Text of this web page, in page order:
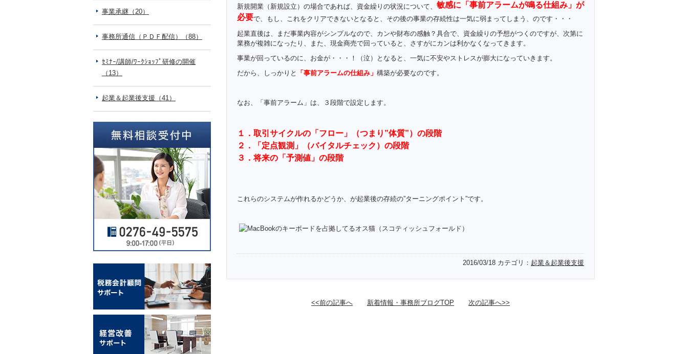
新規開業（新規設立）の場合であれば、資金繰りの状況について、 敏感に「事前アラームが鳴る仕組み」が
必要で、もし、これをクリアできないとなると、その後の事業の存続性は一気に弱まってしまう、のです・・・
起業直後は、まだ事業内容がシンプルなので、カンや財布の感触？具合で、資金繰りの予想がつくのですが、次第に
業務が複雑になったり、また、現金商売で回っていると、さすがにカンは利かなくなってきます。
事業が回っているのに、お金が・・・！（泣）となると、一気に不安やストレスが膨大になっていきます。
だから、しっかりと
「事前アラームの仕組み」 構築が必要なのです。
なお、「事前アラーム」は、３段階で設定します。
１．取引サイクルの「フロー」（つまり”体質”）の段階
２．「定点観測」（バイタルチェック）の段階
３．将来の「予測値」の段階
これらのシステムが作れるかどうか、が起業後の存続の”ターニングポイント”です。
2016/03/18 カテゴリ： 起業＆起業後支援
<<前の記事へ 新着情報・事務所ブログTOP 次の記事へ>>
事業承継（20）
事務所通信（ＰＤＦ配信）（88）
ｾﾐﾅｰ/講師/ﾜｰｸｼｮｯﾌﾟ研修の開催
（13）
起業＆起業後支援（41）